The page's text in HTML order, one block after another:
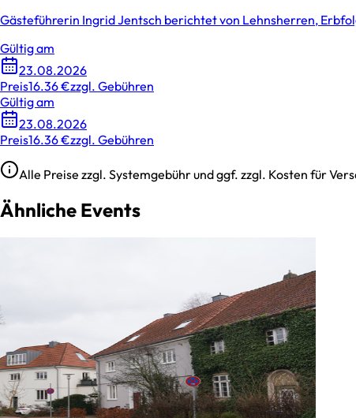
Gästeführerin Ingrid Jentsch berichtet von Lehnsherren,
Gültig am
23.08.2026
Preis16.36 €zzgl. Gebühren
Gültig am
23.08.2026
Preis16.36 €zzgl. Gebühren
Alle Preise zzgl. Systemgebühr und ggf. zzgl. Kosten für
Ähnliche Events